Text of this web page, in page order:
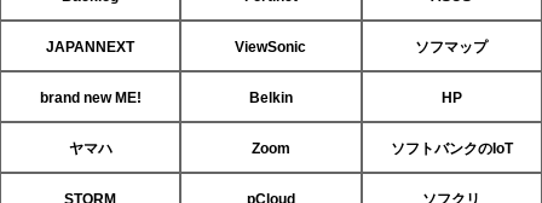
JAPANNEXT ViewSonic ソフマップ
brand new ME! Belkin HP
ヤマハ Zoom ソフトバンクのIoT
STORM pCloud ソフクリ